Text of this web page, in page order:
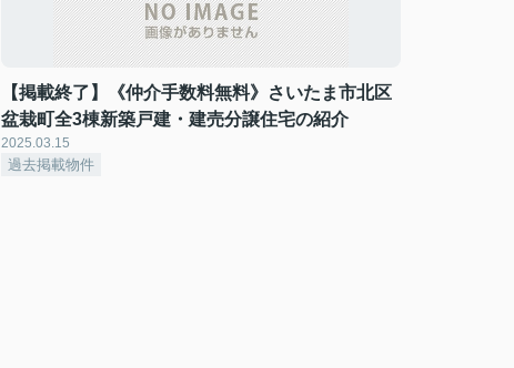
【掲載終了】《仲介手数料無料》さいたま市北区
盆栽町全3棟新築戸建・建売分譲住宅の紹介
2025.03.15
過去掲載物件